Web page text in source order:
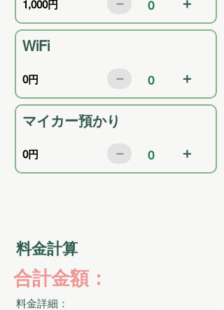
1,000円 － 0 ＋
WiFi
0円 － 0 ＋
マイカー預かり
0円 － 0 ＋
​料金計算
合計金額：
料金詳細：